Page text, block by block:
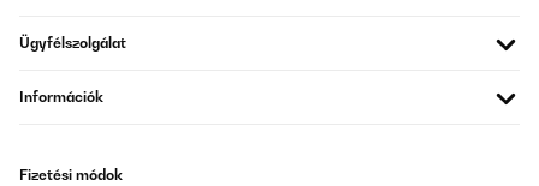
Ügyfélszolgálat
Információk
Fizetési módok